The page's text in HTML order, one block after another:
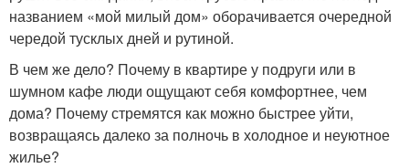
названием «мой милый дом» оборачивается очередной
чередой тусклых дней и рутиной.
В чем же дело? Почему в квартире у подруги или в
шумном кафе люди ощущают себя комфортнее, чем
дома? Почему стремятся как можно быстрее уйти,
возвращаясь далеко за полночь в холодное и неуютное
жилье?